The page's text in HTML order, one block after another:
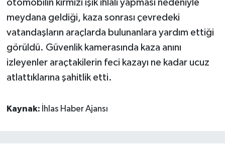
otomobilin kırmızı ışık ihlali yapması nedeniyle
meydana geldiği, kaza sonrası çevredeki
vatandaşların araçlarda bulunanlara yardım ettiği
görüldü. Güvenlik kamerasında kaza anını
izleyenler araçtakilerin feci kazayı ne kadar ucuz
atlattıklarına şahitlik etti.
Kaynak: İhlas Haber Ajansı